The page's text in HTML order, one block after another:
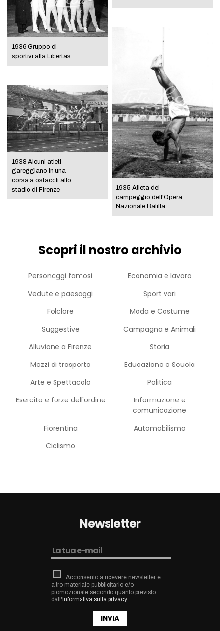
1936 Gruppo di
sportivi alla Libertas
1938 Alcuni atleti
gareggiano in una
corsa a ostacoli allo
stadio di Firenze
1935 Atleta del
campeggio dell'Opera
Nazionale Balilla
Scopri il nostro archivio
Personaggi famosi
Economia e lavoro
Vedute e paesaggi
Sport vari
Folclore
Moda e Costume
Suggestive
Campagna e Animali
Alluvione a Firenze
Storia
Mezzi di trasporto
Educazione e Scuola
Arte e Spettacolo
Politica
Esercito e forze dell'ordine
Informazione e
comunicazione
Fiorentina
Automobilismo
Ciclismo
Newsletter
Acconsento a ricevere newsletter e
altro materiale pubblicitario e/o
promozionale secondo quanto previsto
dall' Informativa sulla privacy
INVIA